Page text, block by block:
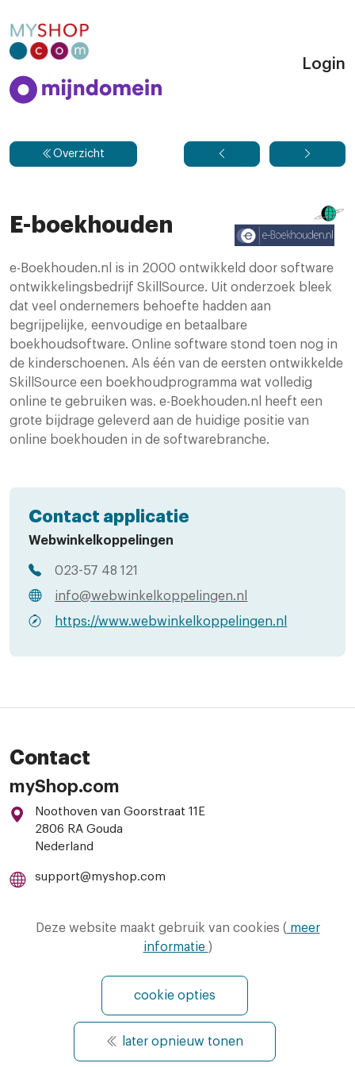
Login
Overzicht
E-boekhouden
e-Boekhouden.nl is in 2000 ontwikkeld door software
ontwikkelingsbedrijf SkillSource. Uit onderzoek bleek
dat veel ondernemers behoefte hadden aan
begrijpelijke, eenvoudige en betaalbare
boekhoudsoftware. Online software stond toen nog in
de kinderschoenen. Als één van de eersten ontwikkelde
SkillSource een boekhoudprogramma wat volledig
online te gebruiken was. e-Boekhouden.nl heeft een
grote bijdrage geleverd aan de huidige positie van
online boekhouden in de softwarebranche.
Contact applicatie
Webwinkelkoppelingen
023-57 48 121
info@webwinkelkoppelingen.nl
https://www.webwinkelkoppelingen.nl
Contact
myShop.com
Noothoven van Goorstraat 11E
2806 RA Gouda
Nederland
support@myshop.com
© Copyright 2026 - MyShop.com - All Rights
Deze website maakt gebruik van cookies ( meer
informatie )
cookie opties
later opnieuw tonen